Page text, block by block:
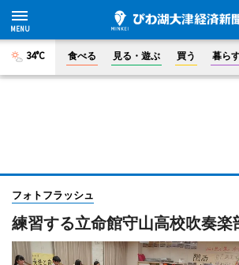
34°C 食べる 見る・遊ぶ 買う 暮ら
フォトフラッシュ
練習する立命館守山高校吹奏楽